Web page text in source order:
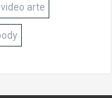
video arte